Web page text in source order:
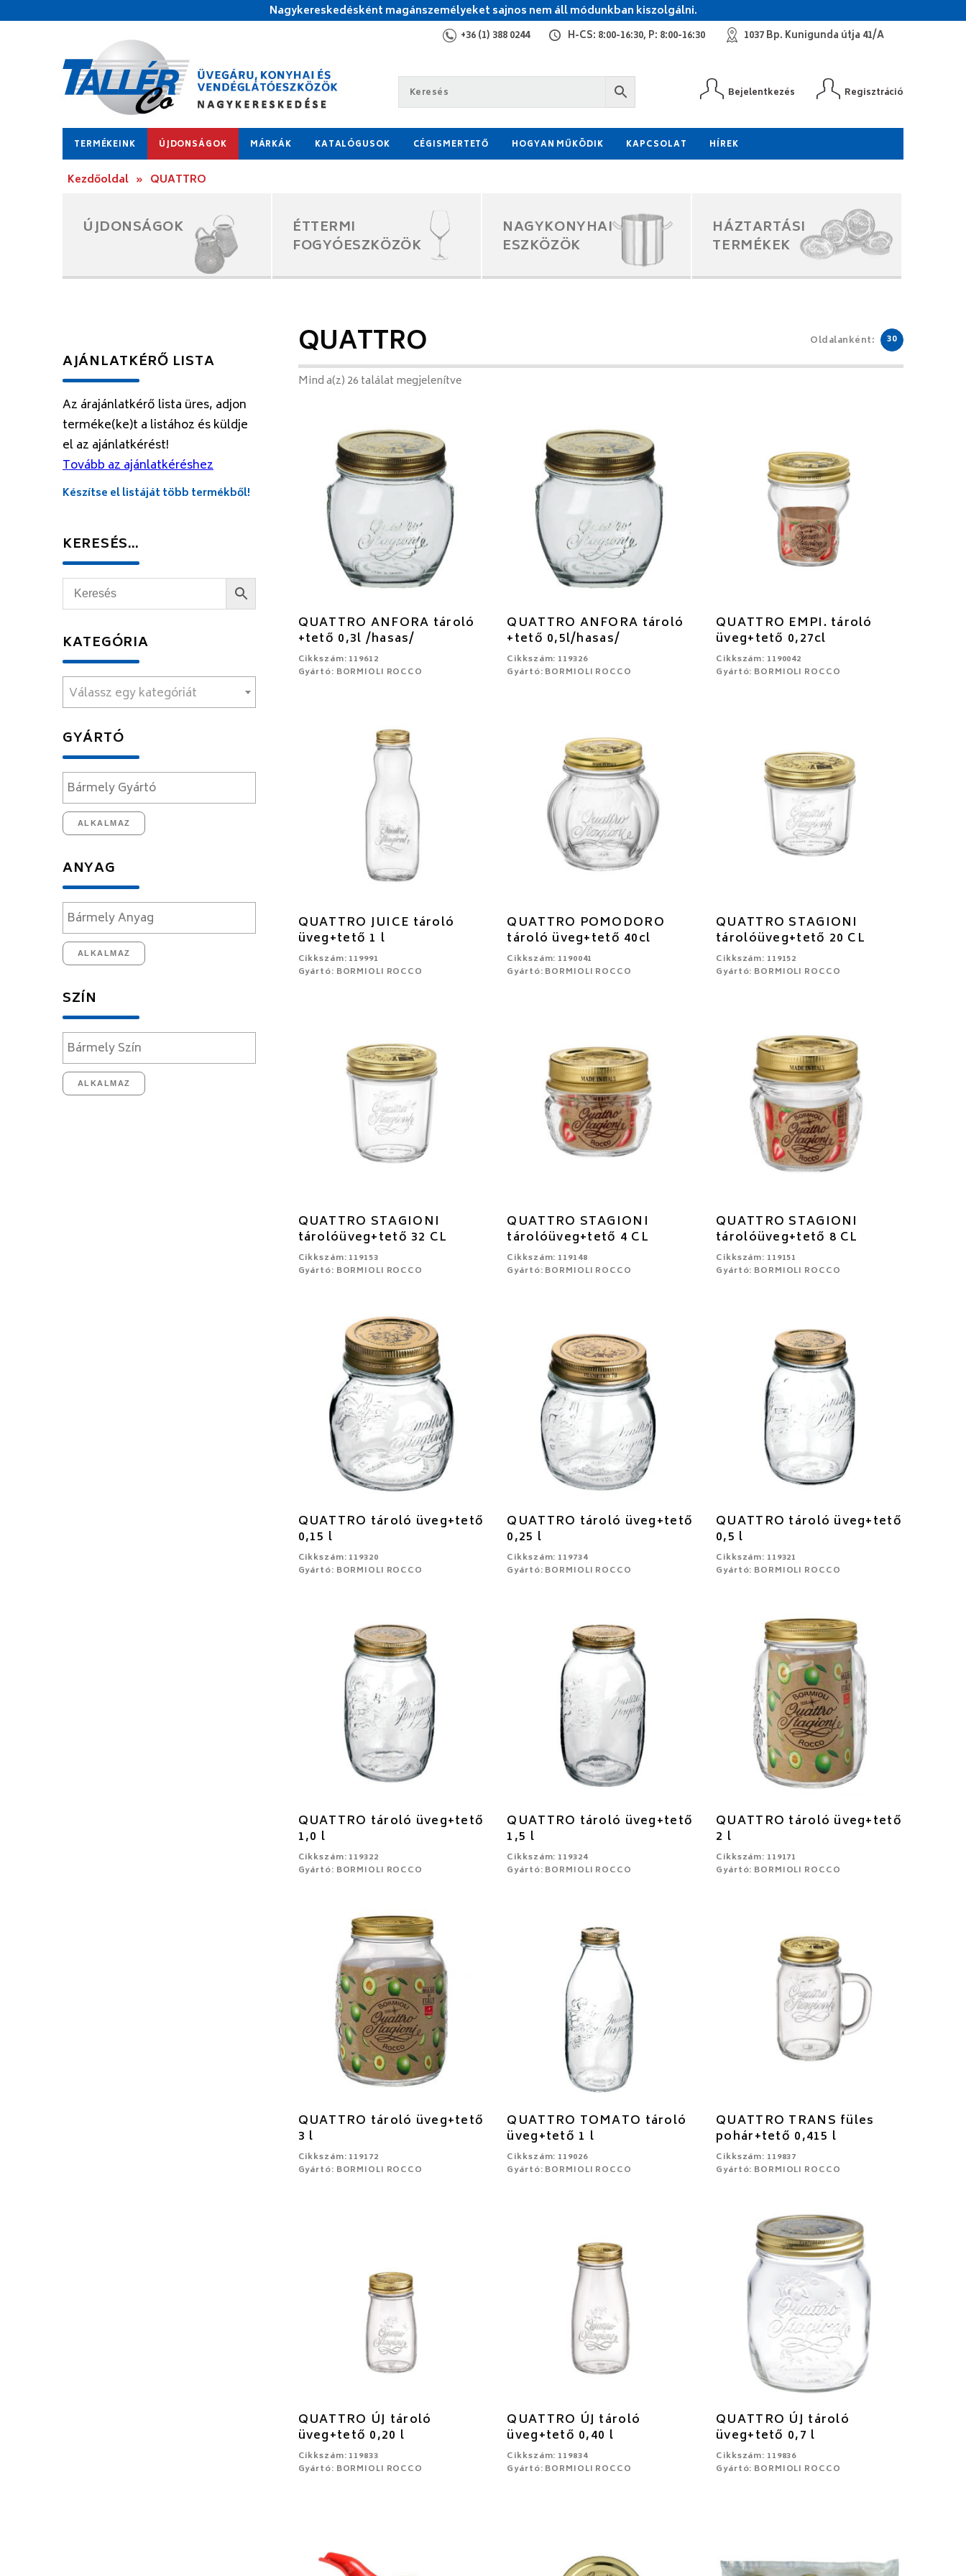
Nagykereskedésként magánszemélyeket sajnos nem áll módunkban kiszolgálni.
+36 (1) 388 0244 H-CS: 8:00-16:30, P: 8:00-16:30 1037 Bp. Kunigunda útja 41/A
Bejelentkezés Regisztráció
TERMÉKEINK ÚJDONSÁGOK MÁRKÁK KATALÓGUSOK CÉGISMERTETŐ HOGYAN MŰKÖDIK KAPCSOLAT HÍREK
Kezdőoldal » QUATTRO
ÚJDONSÁGOK
ÉTTERMI
FOGYÓESZKÖZÖK
NAGYKONYHAI
ESZKÖZÖK
HÁZTARTÁSI
TERMÉKEK
AJÁNLATKÉRŐ LISTA
Az árajánlatkérő lista üres, adjon
terméke(ke)t a listához és küldje
el az ajánlatkérést!
Tovább az ajánlatkéréshez
Készítse el listáját több termékből!
KERESÉS…
KATEGÓRIA
Válassz egy kategóriát
GYÁRTÓ
ALKALMAZ
ANYAG
ALKALMAZ
SZÍN
ALKALMAZ
QUATTRO Oldalanként: 30
Mind a(z) 26 találat megjelenítve
QUATTRO ANFORA tároló
+tető 0,3l /hasas/
Cikkszám: 119612
Gyártó: BORMIOLI ROCCO
QUATTRO ANFORA tároló
+tető 0,5l/hasas/
Cikkszám: 119326
Gyártó: BORMIOLI ROCCO
QUATTRO EMPI. tároló
üveg+tető 0,27cl
Cikkszám: 1190042
Gyártó: BORMIOLI ROCCO
QUATTRO JUICE tároló
üveg+tető 1 l
Cikkszám: 119991
Gyártó: BORMIOLI ROCCO
QUATTRO POMODORO
tároló üveg+tető 40cl
Cikkszám: 1190041
Gyártó: BORMIOLI ROCCO
QUATTRO STAGIONI
tárolóüveg+tető 20 CL
Cikkszám: 119152
Gyártó: BORMIOLI ROCCO
QUATTRO STAGIONI
tárolóüveg+tető 32 CL
Cikkszám: 119153
Gyártó: BORMIOLI ROCCO
QUATTRO STAGIONI
tárolóüveg+tető 4 CL
Cikkszám: 119148
Gyártó: BORMIOLI ROCCO
QUATTRO STAGIONI
tárolóüveg+tető 8 CL
Cikkszám: 119151
Gyártó: BORMIOLI ROCCO
QUATTRO tároló üveg+tető
0,15 l
Cikkszám: 119320
Gyártó: BORMIOLI ROCCO
QUATTRO tároló üveg+tető
0,25 l
Cikkszám: 119734
Gyártó: BORMIOLI ROCCO
QUATTRO tároló üveg+tető
0,5 l
Cikkszám: 119321
Gyártó: BORMIOLI ROCCO
QUATTRO tároló üveg+tető
1,0 l
Cikkszám: 119322
Gyártó: BORMIOLI ROCCO
QUATTRO tároló üveg+tető
1,5 l
Cikkszám: 119324
Gyártó: BORMIOLI ROCCO
QUATTRO tároló üveg+tető
2 l
Cikkszám: 119171
Gyártó: BORMIOLI ROCCO
QUATTRO tároló üveg+tető
3 l
Cikkszám: 119172
Gyártó: BORMIOLI ROCCO
QUATTRO TOMATO tároló
üveg+tető 1 l
Cikkszám: 119026
Gyártó: BORMIOLI ROCCO
QUATTRO TRANS füles
pohár+tető 0,415 l
Cikkszám: 119837
Gyártó: BORMIOLI ROCCO
QUATTRO ÚJ tároló
üveg+tető 0,20 l
Cikkszám: 119833
Gyártó: BORMIOLI ROCCO
QUATTRO ÚJ tároló
üveg+tető 0,40 l
Cikkszám: 119834
Gyártó: BORMIOLI ROCCO
QUATTRO ÚJ tároló
üveg+tető 0,7 l
Cikkszám: 119836
Gyártó: BORMIOLI ROCCO